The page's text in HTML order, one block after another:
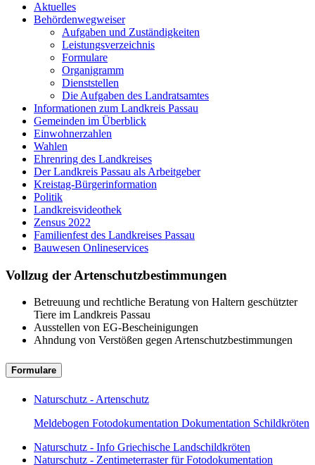
Aktuelles
Behördenwegweiser
Aufgaben und Zuständigkeiten
Leistungsverzeichnis
Formulare
Organigramm
Dienststellen
Die Aufgaben des Landratsamtes
Informationen zum Landkreis Passau
Gemeinden im Überblick
Einwohnerzahlen
Wahlen
Ehrenring des Landkreises
Der Landkreis Passau als Arbeitgeber
Kreistag-Bürgerinformation
Politik
Landkreisvideothek
Zensus 2022
Familienfest des Landkreises Passau
Bauwesen Onlineservices
Vollzug der Artenschutzbestimmungen
Betreuung und rechtliche Beratung von Haltern geschützter
Tiere im Landkreis Passau
Ausstellen von EG-Bescheinigungen
Ahndung von Verstößen gegen Artenschutzbestimmungen
Formulare
Naturschutz - Artenschutz
Meldebogen Fotodokumentation Dokumentation Schildkröten
Naturschutz - Info Griechische Landschildkröten
Naturschutz - Zentimeterraster für Fotodokumentation